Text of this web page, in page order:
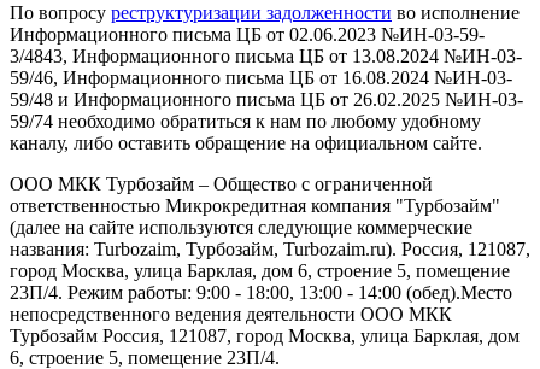
По вопросу реструктуризации задолженности во исполнение
Информационного письма ЦБ от 02.06.2023 №ИН-03-59-
3/4843, Информационного письма ЦБ от 13.08.2024 №ИН-03-
59/46, Информационного письма ЦБ от 16.08.2024 №ИН-03-
59/48 и Информационного письма ЦБ от 26.02.2025 №ИН-03-
59/74 необходимо обратиться к нам по любому удобному
каналу, либо оставить обращение на официальном сайте.
ООО МКК Турбозайм – Общество с ограниченной
ответственностью Микрокредитная компания "Турбозайм"
(далее на сайте используются следующие коммерческие
названия: Turbozaim, Турбозайм, Turbozaim.ru). Россия, 121087,
город Москва, улица Барклая, дом 6, строение 5, помещение
23П/4. Режим работы: 9:00 - 18:00, 13:00 - 14:00 (обед).Место
непосредственного ведения деятельности ООО МКК
Турбозайм Россия, 121087, город Москва, улица Барклая, дом
6, строение 5, помещение 23П/4.